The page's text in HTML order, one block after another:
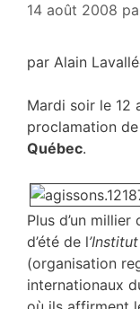
14 août 2008
par Alain
Mardi soir le 12
proclamation
Québec.
Plus d’un
d’été de l
(organisation
internationaux